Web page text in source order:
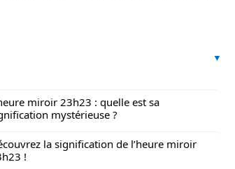
miroir 23h23 : quelle est sa
mystérieuse ?
la signification de l’heure miroir
!